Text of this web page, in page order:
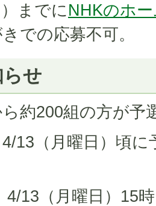
までにNHKのホ
での応募不可。
せ
約200組の方が予
4/13（月曜日）頃
4/13（月曜日）15